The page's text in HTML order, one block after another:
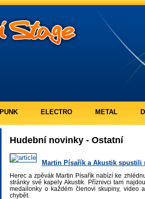
PUNK ELECTRO METAL
Hudební novinky - Ostatní
Martin Písařík a Akustik spustili
Herec a zpěvák Martin Písařík nabízí ke
stránky své kapely Akustik. Příznivci tam
medailonky o každém členovi skupiny, video
chybět.